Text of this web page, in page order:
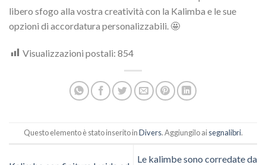
libero sfogo alla vostra creatività con la Kalimba e le sue
opzioni di accordatura personalizzabili. 🤩
Visualizzazioni postali: 854
Questo elemento è stato inserito inDivers. Aggiungilo aisegnalibri.
Le kalimbe sono corredate da